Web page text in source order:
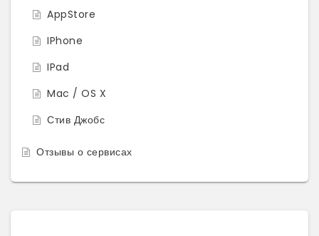
AppStore
IPhone
IPad
Mac / OS X
Стив Джобс
Отзывы о сервисах